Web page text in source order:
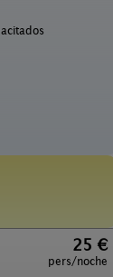
25 €
pers/noche